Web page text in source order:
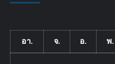
อา. จ. อ. พ.